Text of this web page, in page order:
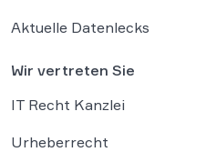
Aktuelle Datenlecks
Wir vertreten Sie
IT Recht Kanzlei
Urheberrecht